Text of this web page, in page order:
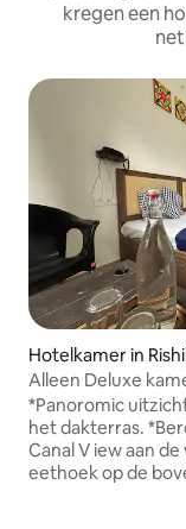
kregen een
Hotelkamer in
Alleen Deluxe
*Panoromic
het dakterras.
Canal V iew aan
eethoek op de